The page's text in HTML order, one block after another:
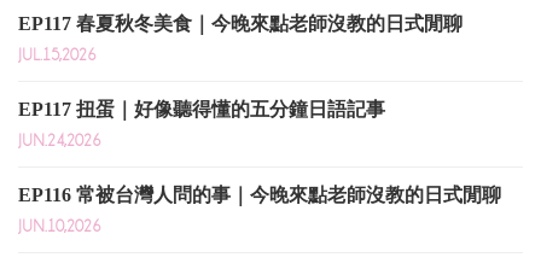
EP117 春夏秋冬美食｜今晚來點老師沒教的日式閒聊
JUL.15,2026
EP117 扭蛋｜好像聽得懂的五分鐘日語記事
JUN.24,2026
EP116 常被台灣人問的事｜今晚來點老師沒教的日式閒聊
JUN.10,2026